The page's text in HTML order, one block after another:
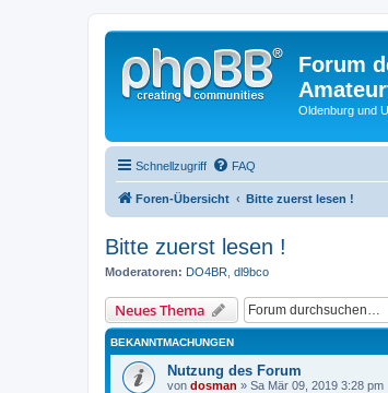
Forum
Oldenburg und
Schnellzugriff FAQ
Foren-Übersicht Bitte zuerst lesen !
Bitte zuerst lesen !
Moderatoren: DO4BR dl9bco
Neues Thema
BEKANNTMACHUNGEN
Nutzung des Forum
von dosman » Sa Mär 09, 2019 3:28 pm